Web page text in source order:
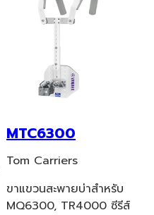
MTC6300
Tom Carriers
ขาแขวนสะพายบ่าสำหรับ
MQ6300, TR4000 ซีรีส์